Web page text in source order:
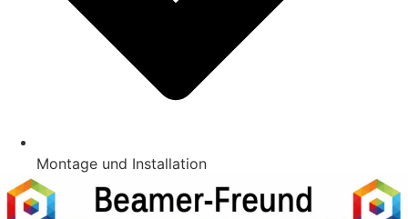
Montage und Installation